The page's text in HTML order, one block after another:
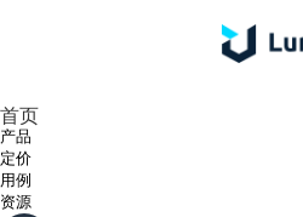
首页
产品
定价
用例
资源